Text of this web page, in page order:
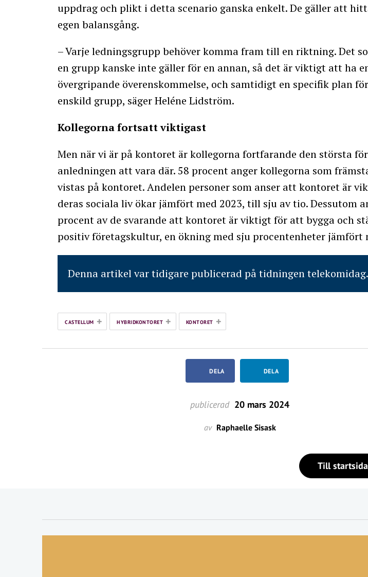
uppdrag och plikt i detta scenario ganska enkelt. De gäller att
egen balansgång.
– Varje ledningsgrupp behöver komma fram till en riktning. Det
en grupp kanske inte gäller för en annan, så det är viktigt att ha
övergripande överenskommelse, och samtidigt en specifik plan
enskild grupp, säger Heléne Lidström.
Kollegorna fortsatt viktigast
Men när vi är på kontoret är kollegorna fortfarande den största
anledningen att vara där. 58 procent anger kollegorna som
vistas på kontoret. Andelen personer som anser att kontoret är
deras sociala liv ökar jämfört med 2023, till sju av tio. Dessutom
procent av de svarande att kontoret är viktigt för att bygga och
positiv företagskultur, en ökning med sju procentenheter jämfört
Denna artikel var tidigare publicerad på tidningen
CASTELLUM + HYBRIDKONTORET + KONTORET +
DELA DELA
publicerad 20 mars 2024
av Raphaelle Sisask
Till